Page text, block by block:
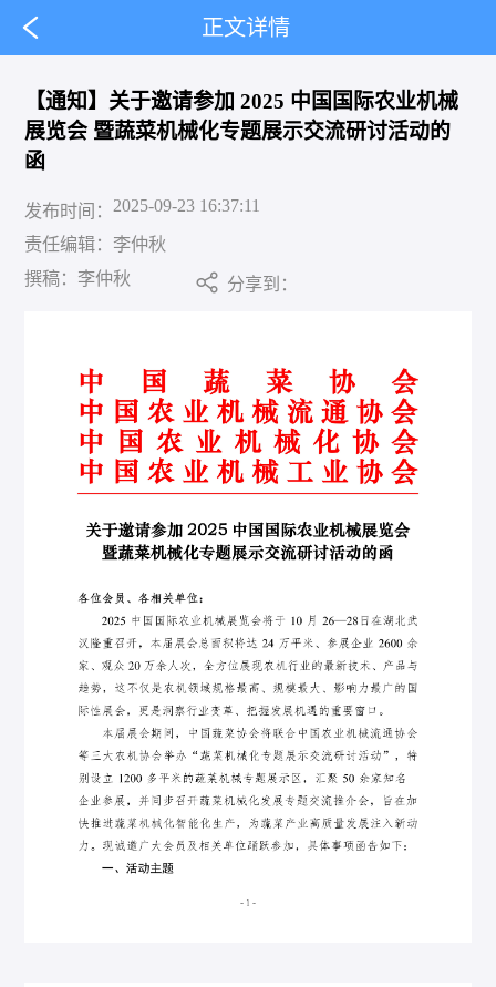
正文详情
【通知】关于邀请参加 2025 中国国际农业机械
展览会 暨蔬菜机械化专题展示交流研讨活动的
函
发布时间：2025-09-23 16:37:11
责任编辑： 李仲秋
撰稿： 李仲秋 分享到：